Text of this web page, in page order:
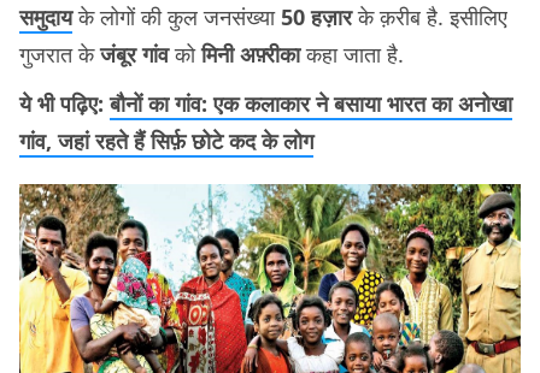
समुदाय के लोगों की कुल जनसंख्या50 हज़ारके क़रीब है. इसीलिए
गुजरात केजंबूर गांवकोमिनी अफ़्रीकाकहा जाता है.
ये भी पढ़िए:बौनों का गांव: एक कलाकार ने बसाया भारत का अनोखा
गांव, जहां रहते हैं सिर्फ़ छोटे कद के लोग